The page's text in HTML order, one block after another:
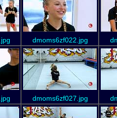
dmoms6zf022.jpg
dmoms6zf027.jpg